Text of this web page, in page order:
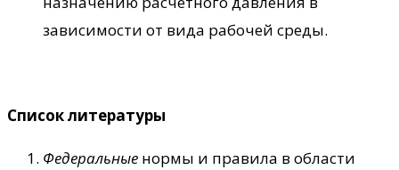
зависимости от вида рабочей среды.
Список литературы
Федеральные нормы и правила в области